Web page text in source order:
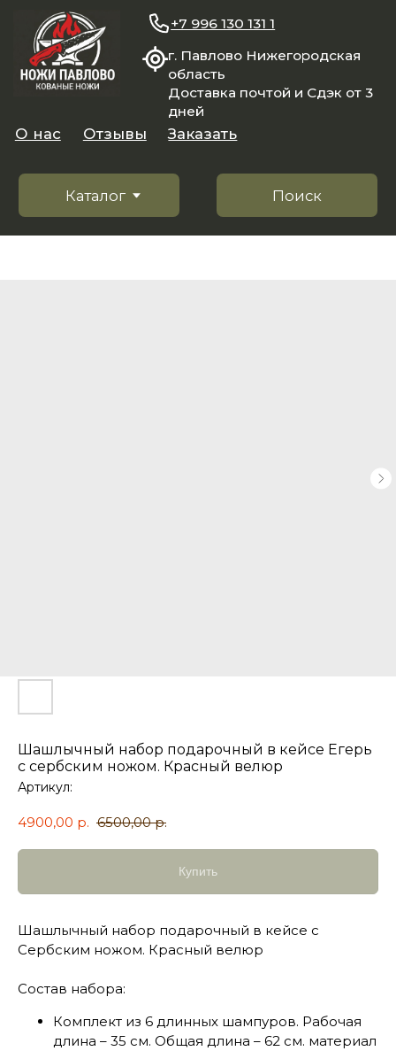
область
Доставка почтой и Сдэк от 3
Поиск
Каталог
Заказать
+7 996 130 131 1
Шашлычный набор подарочный в кейсе Егерь
с сербским ножом. Красный велюр
Артикул:
4900,00 р. 6500,00 р.
Купить
Шашлычный набор подарочный в кейсе с
Сербским ножом. Красный велюр
Состав набора:
Комплект из 6 длинных шампуров. Рабочая
длина – 35 см. Общая длина – 62 см. материал